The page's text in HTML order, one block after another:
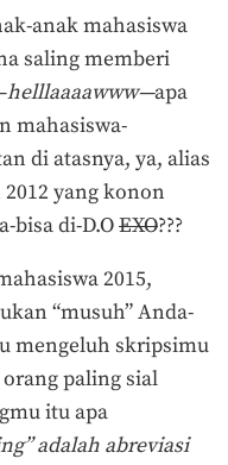
anak mahasiswa
saling memberi
helllaaaawww—apa
mahasiswa-
di atasnya, ya, alias
yang konon
bisa di-D.OEXO???
2015,
“musuh” Anda-
mengeluh skripsimu
paling sial
itu apa
adalah abreviasi